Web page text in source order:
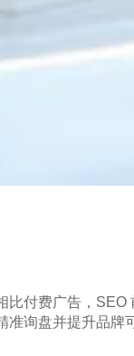
付费广告，SEO
询盘并提升品牌